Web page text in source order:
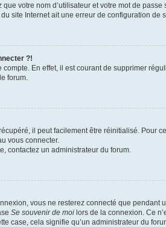
votre nom d’utilisateur et votre mot de
site Internet ait une erreur de configuration de
?!
En effet, il est courant de supprimer
forum.
il peut facilement être réinitialisé. Pour
vous connecter.
contactez un administrateur du forum.
vous ne resterez connecté que pendant
Se souvenir de moi lors de la connexion. Ce
case, cela signifie qu’un administrateur du